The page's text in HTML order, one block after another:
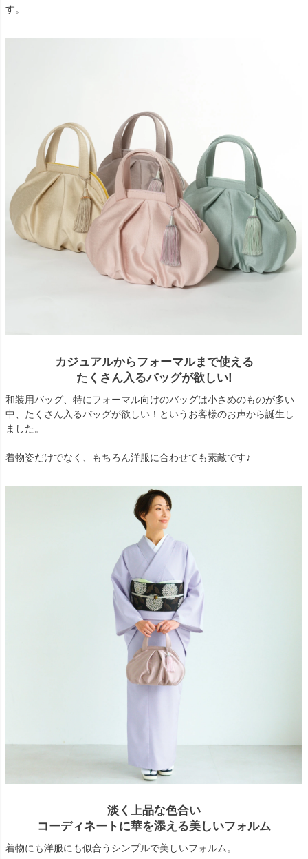
す。
カジュアルからフォーマルまで使える
たくさん入るバッグが欲しい!
和装用バッグ、特にフォーマル向けのバッグは小さめのものが多い
中、たくさん入るバッグが欲しい！というお客様のお声から誕生し
ました。
着物姿だけでなく、もちろん洋服に合わせても素敵です♪
淡く上品な色合い
コーディネートに華を添える美しいフォルム
着物にも洋服にも似合うシンプルで美しいフォルム。